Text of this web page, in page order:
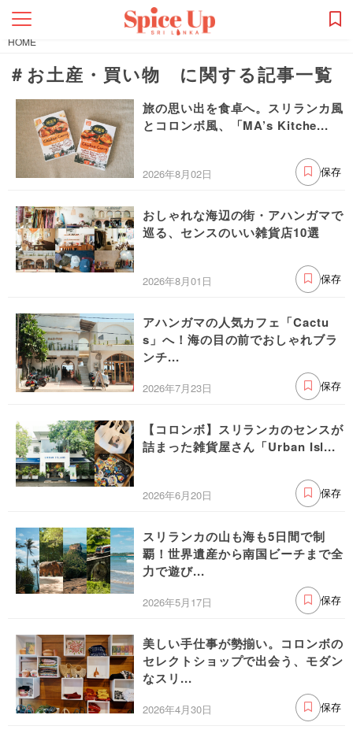
HOME
＃お土産・買い物 に関する記事一覧
旅の思い出を食卓へ。スリランカ風
とコロンボ風、「MA’s Kitche...
2026年8月02日 保存
おしゃれな海辺の街・アハンガマで
巡る、センスのいい雑貨店10選
2026年8月01日 保存
アハンガマの人気カフェ「Cactu
s」へ！海の目の前でおしゃれブラ
ンチ...
2026年7月23日 保存
【コロンボ】スリランカのセンスが
詰まった雑貨屋さん「Urban Isl...
2026年6月20日 保存
スリランカの山も海も5日間で制
覇！世界遺産から南国ビーチまで全
力で遊び...
2026年5月17日 保存
美しい手仕事が勢揃い。コロンボの
セレクトショップで出会う、モダン
なスリ...
2026年4月30日 保存